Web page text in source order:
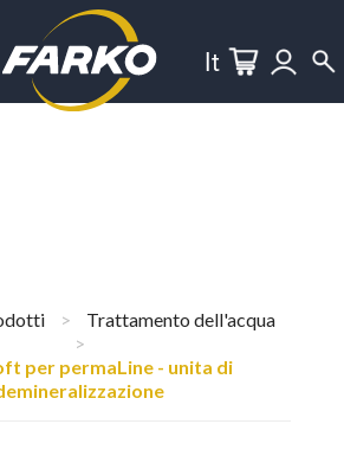
It
>
Trattamento dell'acqua
>
per permaLine - unita di